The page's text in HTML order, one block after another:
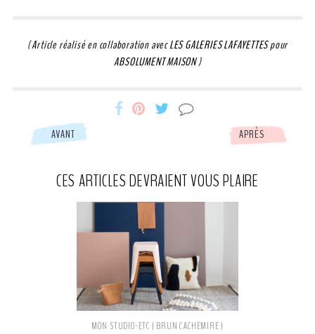
( Article réalisé en collaboration avec LES GALERIES LAFAYETTES pour
ABSOLUMENT MAISON )
Miss-
partage
Facebook
Miss-
partage
Pinterest
Miss-
partage
AVANT APRÈS
CES ARTICLES DEVRAIENT VOUS PLAIRE
MON STUDIO-ETC { BRUN CACHEMIRE }